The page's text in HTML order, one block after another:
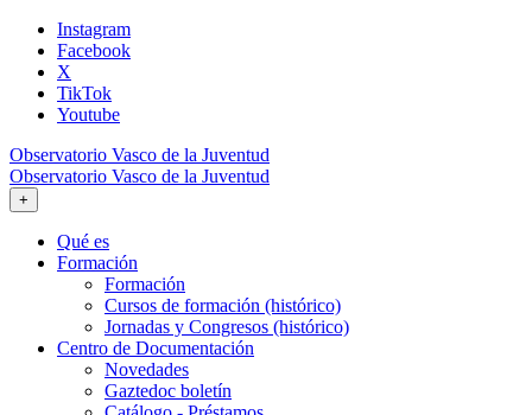
Instagram
Facebook
X
TikTok
Youtube
Observatorio Vasco de la Juventud
Observatorio Vasco de la Juventud
+
Qué es
Formación
Formación
Cursos de formación (histórico)
Jornadas y Congresos (histórico)
Centro de Documentación
Novedades
Gaztedoc boletín